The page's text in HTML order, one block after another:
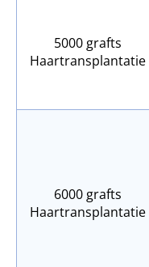
5000 grafts
Haartransplantatie
6000 grafts
Haartransplantatie